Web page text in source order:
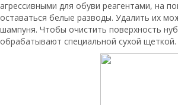
агрессивными для обуви реагентами, на
оставаться белые разводы. Удалить их
шампуня. Чтобы очистить поверхность
обрабатывают специальной сухой щеткой.